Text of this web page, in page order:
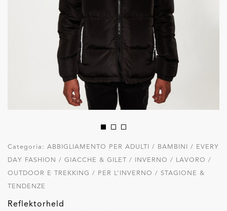
Categoria: ABBIGLIAMENTO PER ADULTI / BAMBINI / EVERY
DAY FASHION / GIACCHE & GILET / INVERNO / LAVORO /
OUTDOOR E TREKKING / PER L’INVERNO / STAGIONE &
TENDENZE
Reflektorheld